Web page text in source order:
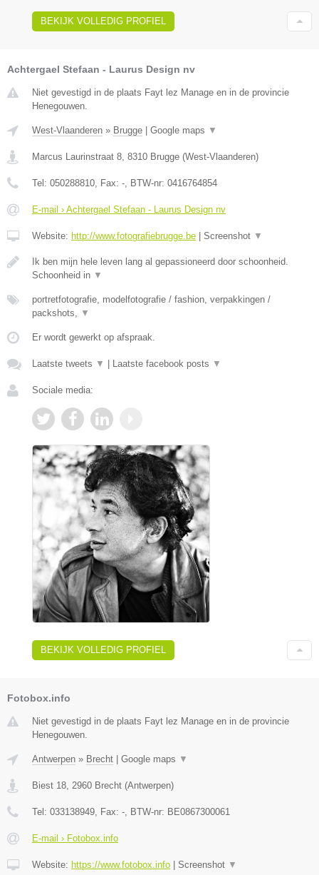
BEKIJK VOLLEDIG PROFIEL
Achtergael Stefaan - Laurus Design nv
Niet gevestigd in de plaats Fayt lez Manage en in de provincie
Henegouwen.
West-Vlaanderen » Brugge Google maps ▼
Marcus Laurinstraat 8 8310 Brugge (West-Vlaanderen)
Tel: 050288810 , Fax: - , BTW-nr: 0416764854
E-mail › Achtergael Stefaan - Laurus Design nv
Website: http://www.fotografiebrugge.be Screenshot ▼
Ik ben mijn hele leven lang al gepassioneerd door schoonheid.
Schoonheid in ▼
portretfotografie, modelfotografie / fashion, verpakkingen /
packshots,
▼
Er wordt gewerkt op afspraak.
Laatste tweets ▼ Laatste facebook posts ▼
Sociale media:
BEKIJK VOLLEDIG PROFIEL
Fotobox.info
Niet gevestigd in de plaats Fayt lez Manage en in de provincie
Henegouwen.
Antwerpen » Brecht Google maps ▼
Biest 18 2960 Brecht (Antwerpen)
Tel: 033138949 , Fax: - , BTW-nr: BE0867300061
E-mail › Fotobox.info
Website: https://www.fotobox.info Screenshot ▼